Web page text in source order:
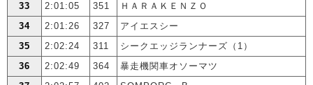
33
2:01:05 351
ＨＡＲＡＫＥＮＺＯ
34
2:01:26 327
アイエスシー
35
2:02:24 311
シークエッジランナーズ（1）
36
2:02:49 364
暴走機関車オソーマツ